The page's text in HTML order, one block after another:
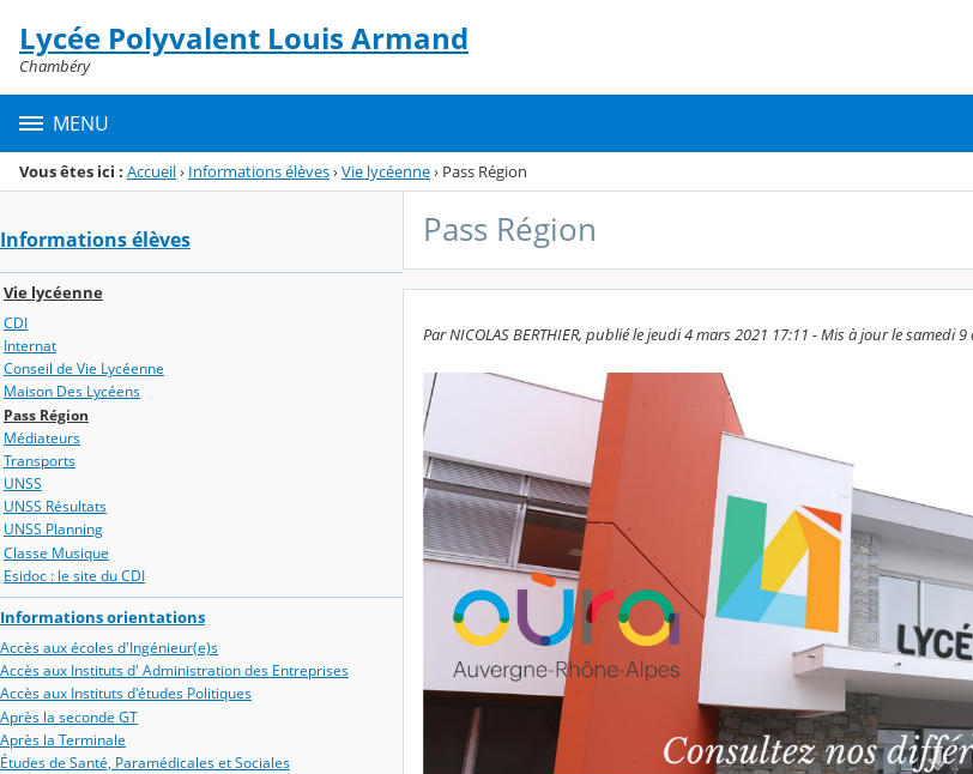
Menu de la rubrique
Contenu
Lycée Polyvalent Louis Armand
Chambéry
MENU
Vous êtes ici : Accueil› Informations élèves›Vie lycéenne› Pass Région
Informations élèves
Vie lycéenne
CDI
Internat
Conseil de Vie Lycéenne
Maison Des Lycéens
Pass Région
Médiateurs
Transports
UNSS
UNSS Résultats
UNSS Planning
Classe Musique
Esidoc : le site du CDI
Informations orientations
Accès aux écoles d'Ingénieur(e)s
Accès aux Instituts d' Administration des Entreprises
Accès aux Instituts d'études Politiques
Après la seconde GT
Après la Terminale
Études de Santé, Paramédicales et Sociales
Pass Région
Par NICOLAS BERTHIER, publié le jeudi 4 mars 2021 17:11 - Mis à jour le samedi